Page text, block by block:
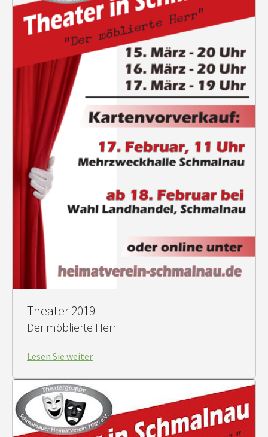
Theater 2019
Der möblierte Herr
Lesen Sie weiter